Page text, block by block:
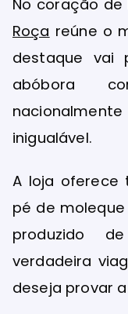
No coração de
Roça reúne o
destaque vai
abóbora
inigualável.
A loja oferece
pé de
produzido
verdadeira
deseja provar